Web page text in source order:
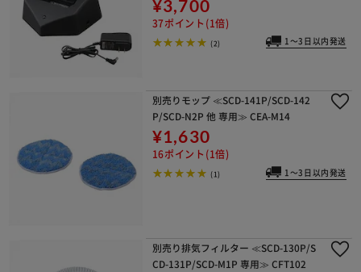
¥3,700
37ポイント(1倍)
(2) 1～3日以内発送
別売りモップ ≪SCD-141P/SCD-142
P/SCD-N2P 他 専用≫ CEA-M14
¥1,630
16ポイント(1倍)
(1) 1～3日以内発送
別売り排気フィルター ≪SCD-130P/S
CD-131P/SCD-M1P 専用≫ CFT102